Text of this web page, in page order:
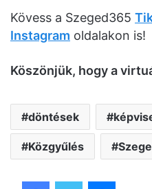
Kövess a Szeged365
Instagram oldalakon is!
Köszönjük, hogy a
döntések
Közgyűlés